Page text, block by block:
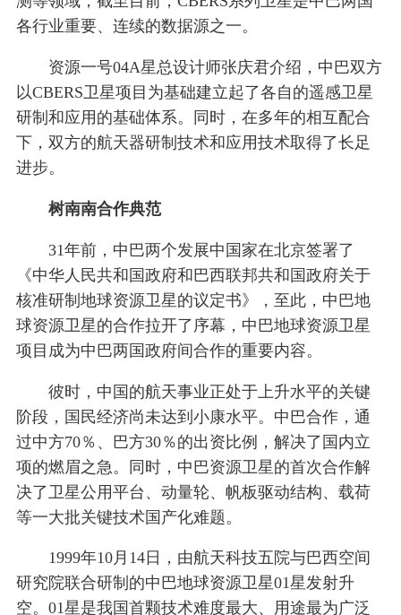
各行业重要、连续的数据源之一。
资源一号04A星总设计师张庆君介绍，中巴双方
以CBERS卫星项目为基础建立起了各自的遥感卫星
研制和应用的基础体系。同时，在多年的相互配合
下，双方的航天器研制技术和应用技术取得了长足
进步。
树南南合作典范
31年前，中巴两个发展中国家在北京签署了
《中华人民共和国政府和巴西联邦共和国政府关于
核准研制地球资源卫星的议定书》，至此，中巴地
球资源卫星的合作拉开了序幕，中巴地球资源卫星
项目成为中巴两国政府间合作的重要内容。
彼时，中国的航天事业正处于上升水平的关键
阶段，国民经济尚未达到小康水平。中巴合作，通
过中方70％、巴方30％的出资比例，解决了国内立
项的燃眉之急。同时，中巴资源卫星的首次合作解
决了卫星公用平台、动量轮、帆板驱动结构、载荷
等一大批关键技术国产化难题。
1999年10月14日，由航天科技五院与巴西空间
研究院联合研制的中巴地球资源卫星01星发射升
空。01星是我国首颗技术难度最大、用途最为广泛